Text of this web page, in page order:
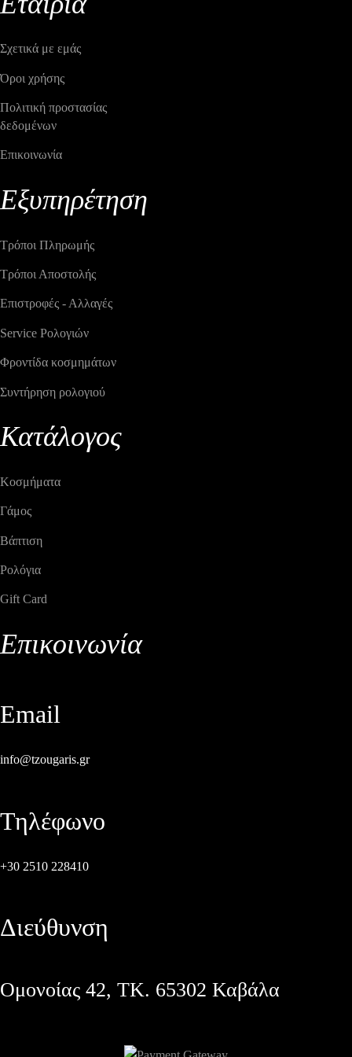
Σχετικά με εμάς
Όροι χρήσης
Πολιτική προστασίας
δεδομένων
Επικοινωνία
Εξυπηρέτηση
Τρόποι Πληρωμής
Τρόποι Αποστολής
Επιστροφές - Αλλαγές
Service Ρολογιών
Φροντίδα κοσμημάτων
Συντήρηση ρολογιού
Κατάλογος
Κοσμήματα
Γάμος
Βάπτιση
Ρολόγια
Gift Card
Επικοινωνία
Email
info@tzougaris.gr
Τηλέφωνο
+30 2510 228410
Διεύθυνση
Ομονοίας 42, ΤΚ. 65302 Καβάλα